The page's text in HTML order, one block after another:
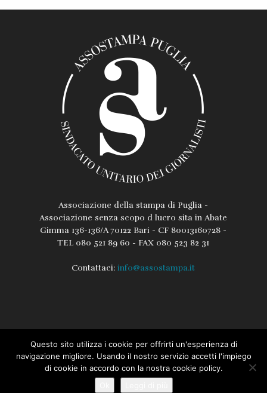
Associazione della stampa di Puglia -
Associazione senza scopo d lucro sita in Abate
Gimma 136-136/A 70122 Bari - CF 80013160728 -
TEL 080 521 89 60 - FAX 080 523 82 31
Contattaci:info@assostampa.it
Lo Statuto Regolamento
Iscrizione / Rinnovo Assostampa PUGLIA Privacy e Cookie Policy
Questo sito utilizza i cookie per offrirti un'esperienza di
navigazione migliore. Usando il nostro servizio accetti l'impiego
di cookie in accordo con la nostra cookie policy.